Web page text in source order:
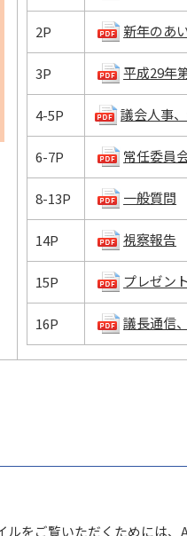
2P 新年のあ
3P 平成29年
4-5P 議会人事
6-7P 常任委員
8-13P 一般質問
14P 視察報告
15P プレゼン
16P 議長通信
ルをご覧いただくためには